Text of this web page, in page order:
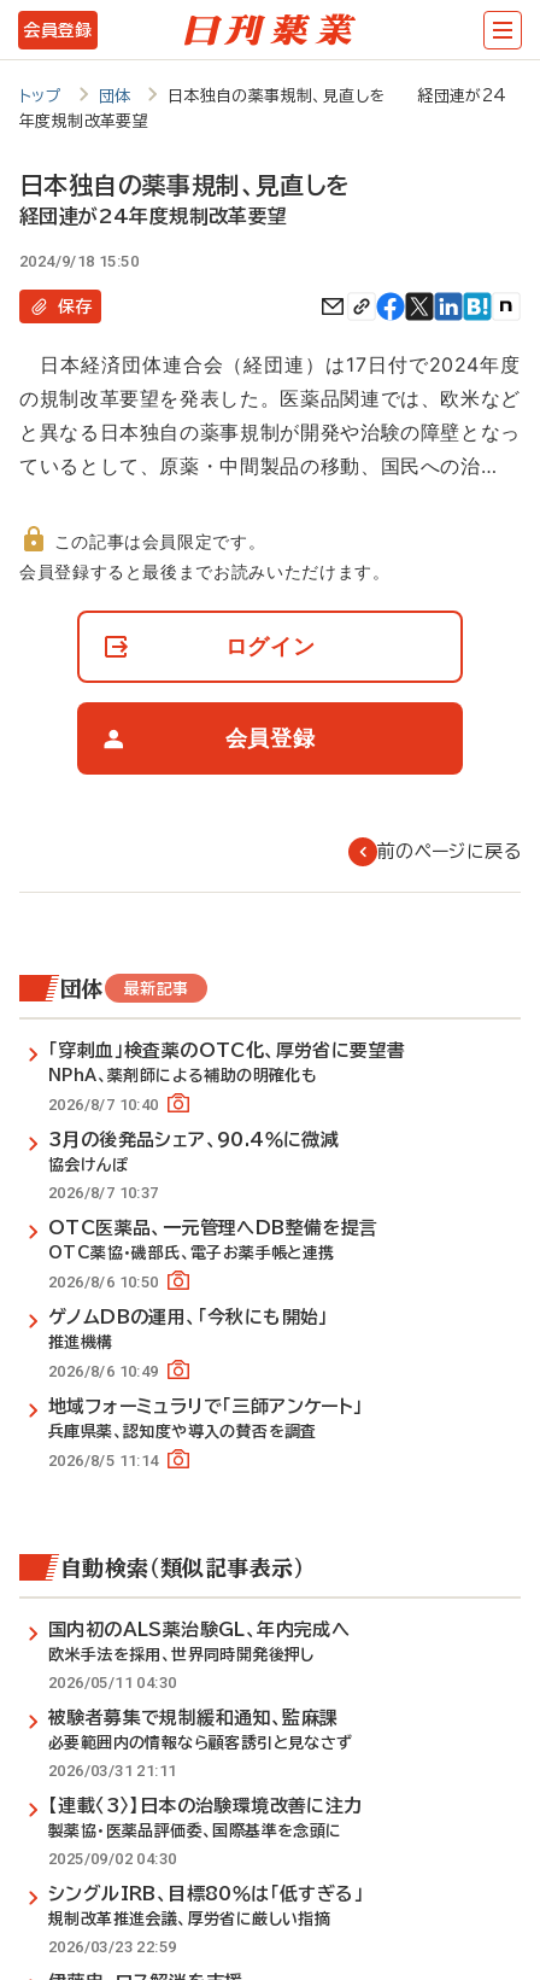
メ
イ
テ
ツ
に
動
会員登録
トップ 団体
日本独自の薬事規制、見直しを 経団連が24
年度規制改革要望
日本独自の薬事規制、見直しを
経団連が24年度規制改革要望
2024/9/18 15:50
保存
日本経済団体連合会（経団連）は17日付で2024年度
の規制改革要望を発表した。医薬品関連では、欧米など
と異なる日本独自の薬事規制が開発や治験の障壁となっ
ているとして、原薬・中間製品の移動、国民への治…
非
この記事は会員限定です。
会員登録すると最後までお読みいただけます。
ログイン
会員登録
前のページに戻る
団体 最新記事
「穿刺血」検査薬のOTC化、厚労省に要望書
NPhA、薬剤師による補助の明確化も
2026/8/7 10:40
3月の後発品シェア、90.4％に微減
協会けんぽ
2026/8/7 10:37
OTC医薬品、一元管理へDB整備を提言
OTC薬協・磯部氏、電子お薬手帳と連携
2026/8/6 10:50
ゲノムDBの運用、「今秋にも開始」
推進機構
2026/8/6 10:49
地域フォーミュラリで「三師アンケート」
兵庫県薬、認知度や導入の賛否を調査
2026/8/5 11:14
自動検索（類似記事表示）
国内初のALS薬治験GL、年内完成へ
欧米手法を採用、世界同時開発後押し
2026/05/11 04:30
被験者募集で規制緩和通知、監麻課
必要範囲内の情報なら顧客誘引と見なさず
2026/03/31 21:11
【連載〈3〉】日本の治験環境改善に注力
製薬協・医薬品評価委、国際基準を念頭に
2025/09/02 04:30
シングルIRB、目標80％は「低すぎる」
規制改革推進会議、厚労省に厳しい指摘
2026/03/23 22:59